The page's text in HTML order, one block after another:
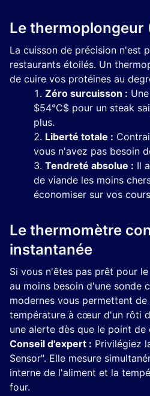
Le thermoplongeur
La cuisson de précision n'est
restaurants étoilés. Un
de cuire vos protéines au
Zéro surcuisson :
$54°C$ pour un steak
plus.
Liberté totale :
vous n'avez pas besoin
Tendreté absolue : Il
de viande les moins
économiser sur vos
Le thermomètre
instantanée
Si vous n'êtes pas prêt pour
au moins besoin d'une sonde
modernes vous permettent de
température à cœur d'un rôti
une alerte dès que le point
Conseil d'expert : Privilégiez
Sensor". Elle mesure
interne de l'aliment et la
four.